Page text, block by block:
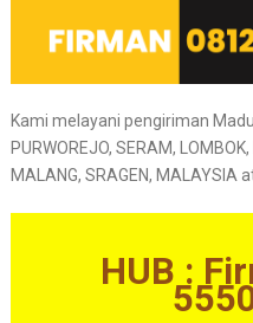
Kami melayani pengiriman
PURWOREJO, SERAM,
MALANG, SRAGEN, MALAYSIA
HUB :